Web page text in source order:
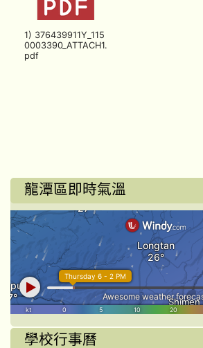
1) 376439911Y_115
0003390_ATTACH1.
pdf
龍潭區即時氣溫
學校行事曆